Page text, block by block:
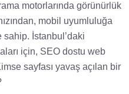
motorlarında görünürlük
mobil uyumluluğa
İstanbul’daki
için, SEO dostu web
sayfası yavaş açılan bir